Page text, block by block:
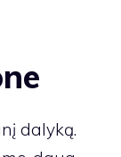
dalyką.